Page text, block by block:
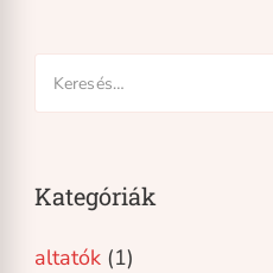
Keresés:
Kategóriák
altatók (1)